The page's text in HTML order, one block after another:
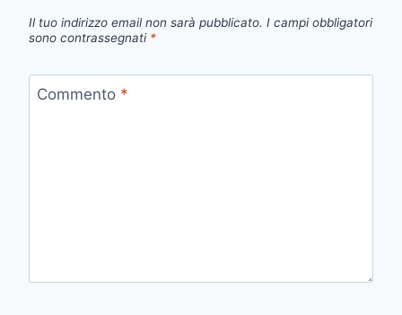
Il tuo indirizzo email non sarà pubblicato. I campi obbligatori
sono contrassegnati *
Commento *